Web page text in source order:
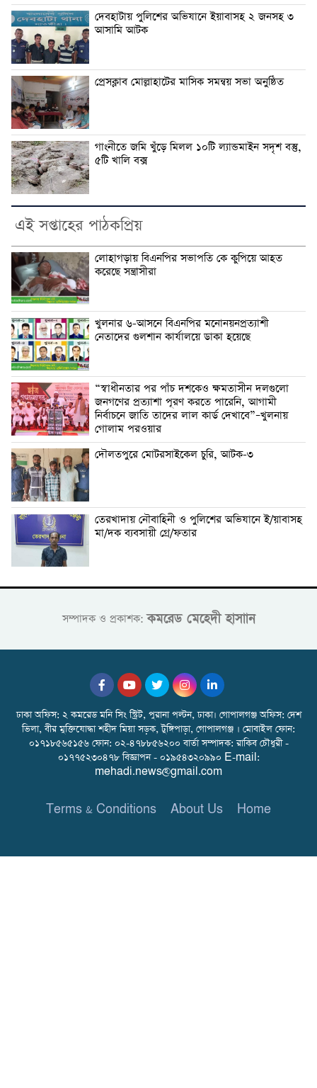
দেবহাটায় পুলিশের অভিযানে ইয়াবাসহ ২ জনসহ ৩
আসামি আটক
প্রেসক্লাব মোল্লাহাটের মাসিক সমন্বয় সভা অনুষ্ঠিত
গাংনীতে জমি খুঁড়ে মিলল ১০টি ল্যান্ডমাইন সদৃশ বস্তু,
৫টি খালি বক্স
এই সপ্তাহের পাঠকপ্রিয়
লোহাগড়ায় বিএনপির সভাপতি কে কুপিয়ে আহত
করেছে সন্ত্রাসীরা
খুলনার ৬-আসনে বিএনপির মনোনয়নপ্রত্যাশী
নেতাদের গুলশান কার্যালয়ে ডাকা হয়েছে
“স্বাধীনতার পর পাঁচ দশকেও ক্ষমতাসীন দলগুলো
জনগণের প্রত্যাশা পূরণ করতে পারেনি, আগামী
নির্বাচনে জাতি তাদের লাল কার্ড দেখাবে”–খুলনায়
গোলাম পরওয়ার
দৌলতপুরে মোটরসাইকেল চুরি, আটক-৩
তেরখাদায় নৌবাহিনী ও পুলিশের অভিযানে ই/য়াবাসহ
মা/দক ব্যবসায়ী গ্রে/ফতার
সম্পাদক ও প্রকাশক:কমরেড মেহেদী হাসাান
ঢাকা অফিস: ২ কমরেড মনি সিং স্ট্রিট, পুরানা পল্টন, ঢাকা। গোপালগঞ্জ অফিস: দেশ
ভিলা, বীর মুক্তিযোদ্ধা শহীদ মিয়া সড়ক, টুঙ্গিপাড়া, গোপালগঞ্জ । মোবাইল ফোন:
০১৭১৮৫৬৫১৫৬ ফোন: ০২-৪৭৮৮৫৬২০০ বার্তা সম্পাদক: রাকিব চৌধুরী -
০১৭৭৫২৩০৪৭৮ বিজ্ঞাপন - ০১৯৫৪৩২০৯৯০ E-mail:
mehadi.news@gmail.com
Terms & Conditions About Us Home